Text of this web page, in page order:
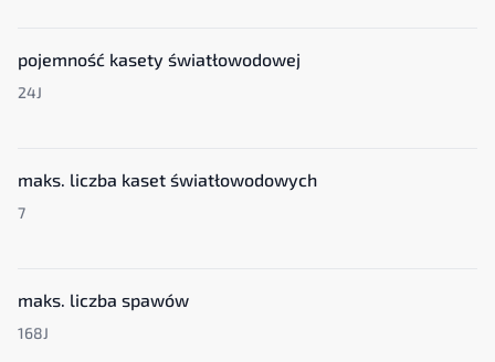
pojemność kasety światłowodowej
24J
maks. liczba kaset światłowodowych
7
maks. liczba spawów
168J